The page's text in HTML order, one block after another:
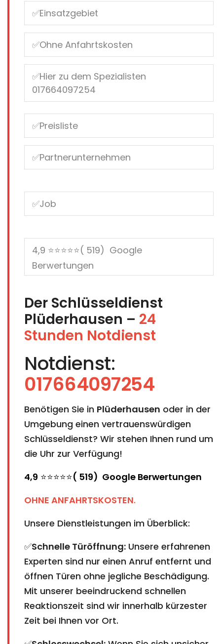
Der Schlüsseldienst
Plüderhausen – 24
Stunden Notdienst
Notdienst:
017664097254
Benötigen Sie in Plüderhausen oder in der
Umgebung einen vertrauenswürdigen
Schlüsseldienst? Wir stehen Ihnen rund um
die Uhr zur Verfügung!
4,9 ⭐⭐⭐⭐⭐( 519) Google Berwertungen
OHNE ANFAHRTSKOSTEN.
Unsere Dienstleistungen im Überblick:
✅Schnelle Türöffnung: Unsere erfahrenen
Experten sind nur einen Anruf entfernt und
öffnen Türen ohne jegliche Beschädigung.
Mit unserer beeindruckend schnellen
Reaktionszeit sind wir innerhalb kürzester
Zeit bei Ihnen vor Ort.